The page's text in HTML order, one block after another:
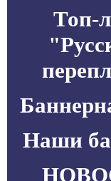
Топ-
Наши